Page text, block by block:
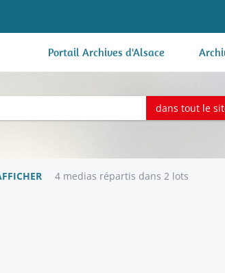
Portail Archives d'Alsace
dans tout le
4 medias répartis dans 2 lots